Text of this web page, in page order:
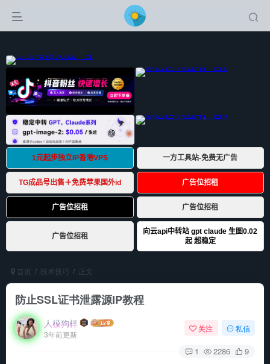
首页 技术技巧 正文
防止SSL证书泄露源IP教程
人模狗样
3年前更新
关注 私信
1 2286 9